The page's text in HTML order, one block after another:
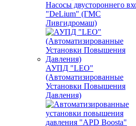
Насосы двустороннего
"DeLium" (ГМС
Ливгидромаш)
АУПД "LEO"
(Автоматизированные
Установки Повышения
Давления)